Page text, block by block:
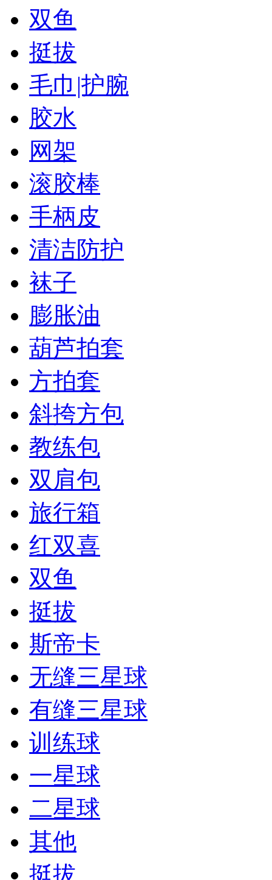
双鱼
挺拔
毛巾|护腕
胶水
网架
滚胶棒
手柄皮
清洁防护
袜子
膨胀油
葫芦拍套
方拍套
斜挎方包
教练包
双肩包
旅行箱
红双喜
双鱼
挺拔
斯帝卡
无缝三星球
有缝三星球
训练球
一星球
二星球
其他
挺拔